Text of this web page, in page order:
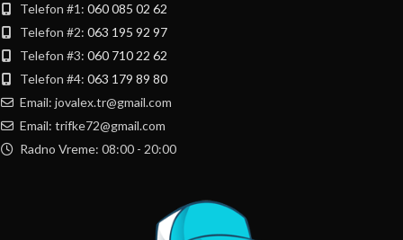
Telefon #1: 060 085 02 62
Telefon #2: 063 195 92 97
Telefon #3: 060 710 22 62
Telefon #4: 063 179 89 80
Email: jovalex.tr@gmail.com
Email: trifke72@gmail.com
Radno Vreme: 08:00 - 20:00